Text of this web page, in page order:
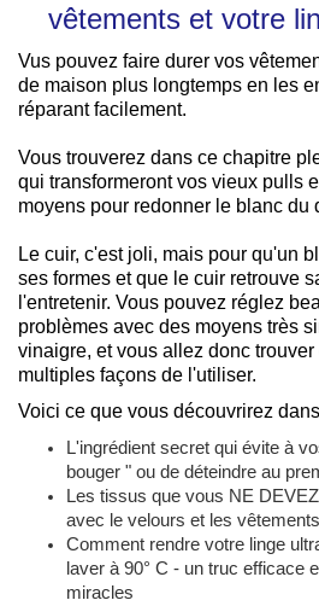
vêtements et votre
Vus pouvez faire durer vos
de maison plus longtemps en les
réparant facilement.
Vous trouverez dans ce chapitre
qui transformeront vos vieux pulls
moyens pour redonner le blanc du
Le cuir, c'est joli, mais pour qu'un
ses formes et que le cuir retrouve
l'entretenir. Vous pouvez réglez
problèmes avec des moyens très
vinaigre, et vous allez donc
multiples façons de l'utiliser.
Voici ce que vous découvrirez
L'ingrédient secret qui évite à
bouger " ou de déteindre au
Les tissus que vous NE
avec le velours et les
Comment rendre votre linge
laver à 90° C - un truc efficace
miracles